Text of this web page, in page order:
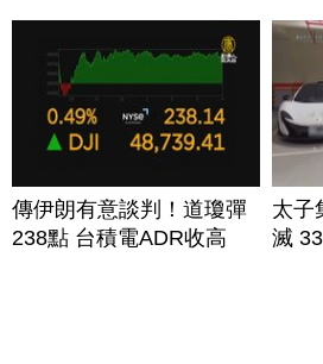
傳伊朗有意談判！道瓊彈
238點 台積電ADR收高
太子
滅